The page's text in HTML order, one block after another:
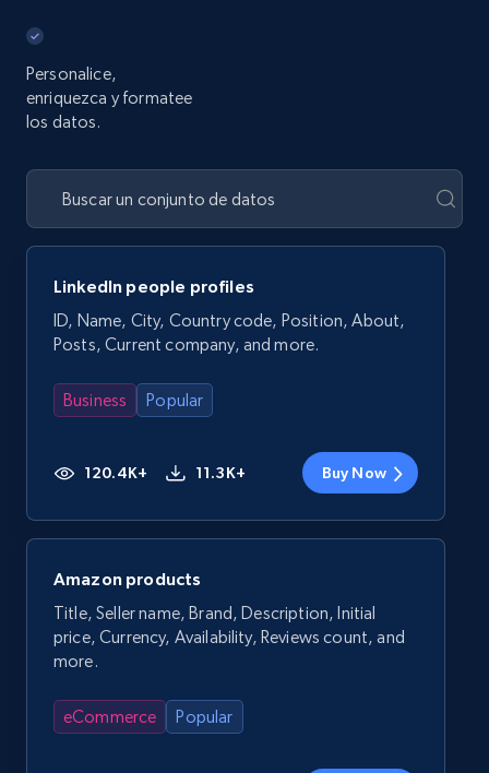
Personalice,
enriquezca y formatee
los datos.
LinkedIn people profiles
ID, Name, City, Country code, Position, About,
Posts, Current company, and more.
Business Popular
120.4K+ 11.3K+ Buy Now
Amazon products
Title, Seller name, Brand, Description, Initial
price, Currency, Availability, Reviews count, and
more.
eCommerce Popular